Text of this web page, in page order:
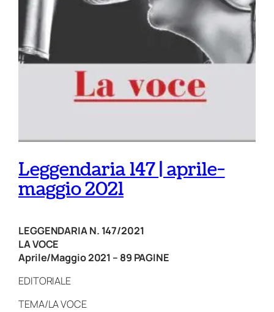
Leggendaria 147 | aprile-
maggio 2021
LEGGENDARIA N. 147/2021
LA VOCE
Aprile/Maggio 2021 – 89 PAGINE
EDITORIALE
TEMA/LA VOCE